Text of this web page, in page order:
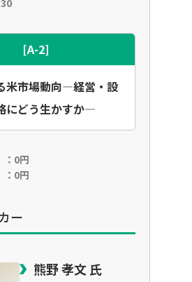
[A-2]
米市場動向―経営・設
にどう生かすか―
：0円
：0円
ー
熊野 孝文 氏